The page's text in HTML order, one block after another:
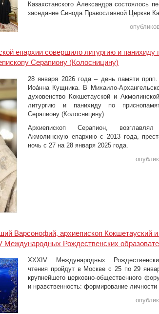
Казахстанского Александра состоялось
заседание Синода Православной Церкви
епархии совершило литургию и панихиду
Серапиону (Колосницину)
28 января 2026 года – день памяти
Иоа́нна Кущника. В Михаило-
духовенство Кокшетауской и
литургию и панихиду по
Серапиону (Колосницину).
Архиепископ Серапион,
Акмолинскую епархию с 2013 года,
ночь с 27 на 28 января 2025 года.
Варсонофий, архиепископ Кокшетауский
Международных Рождественских
XXXIV Международных
чтения пройдут в Москве с 25 по 29
крупнейшего церковно-общественного
и нравственность: формирование